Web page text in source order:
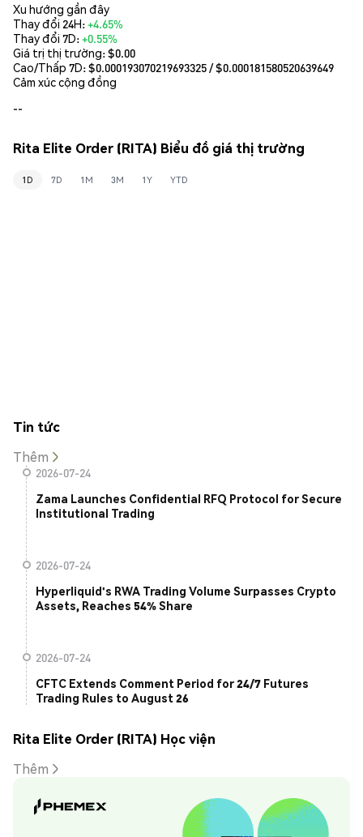
Xu hướng gần đây
Thay đổi 24H:+4.65%
Thay đổi 7D:+0.55%
Giá trị thị trường:$0.00
Cao/Thấp 7D: $0.000193070219693325/ $0.000181580520639649
Cảm xúc cộng đồng
--
Rita Elite Order (RITA) Biểu đồ giá thị trường
1D 7D 1M 3M 1Y YTD
Tin tức
Thêm
2026-07-24
Zama Launches Confidential RFQ Protocol for Secure
Institutional Trading
2026-07-24
Hyperliquid's RWA Trading Volume Surpasses Crypto
Assets, Reaches 54% Share
2026-07-24
CFTC Extends Comment Period for 24/7 Futures
Trading Rules to August 26
Rita Elite Order (RITA) Học viện
Thêm